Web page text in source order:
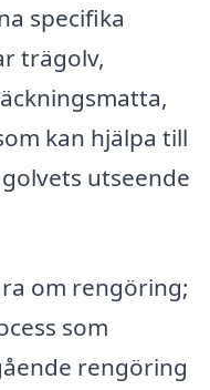
specifika
trägolv,
kan hjälpa till
utseende
om rengöring;
som
rengöring